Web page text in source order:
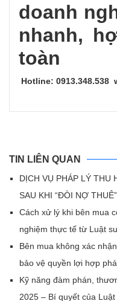
doanh
nhanh,
toàn
Hotline: 0913.348.538
TIN LIÊN QUAN
DỊCH VỤ PHÁP LÝ THU
SAU KHI “ĐÒI NỢ
Cách xử lý khi bên mua
nghiệm thực tế từ Luật
Bên mua không xác
bảo vệ quyền lợi hợp
Kỹ năng đàm phán,
2025 – Bí quyết của